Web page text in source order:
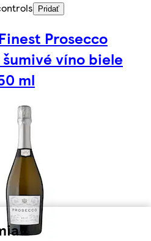
Pridať
Prosecco
šumivé víno biele
ml